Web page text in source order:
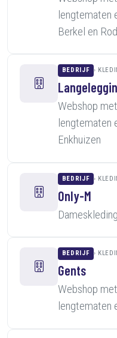
lengtematen
Berkel en
BEDRIJF
Webshop
lengtematen
Enkhuizen
BEDRIJF
Only-M
BEDRIJF
Gents
Webshop
lengtematen